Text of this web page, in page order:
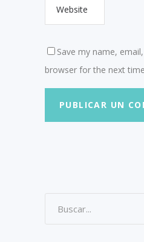
Save my name,
browser for the next